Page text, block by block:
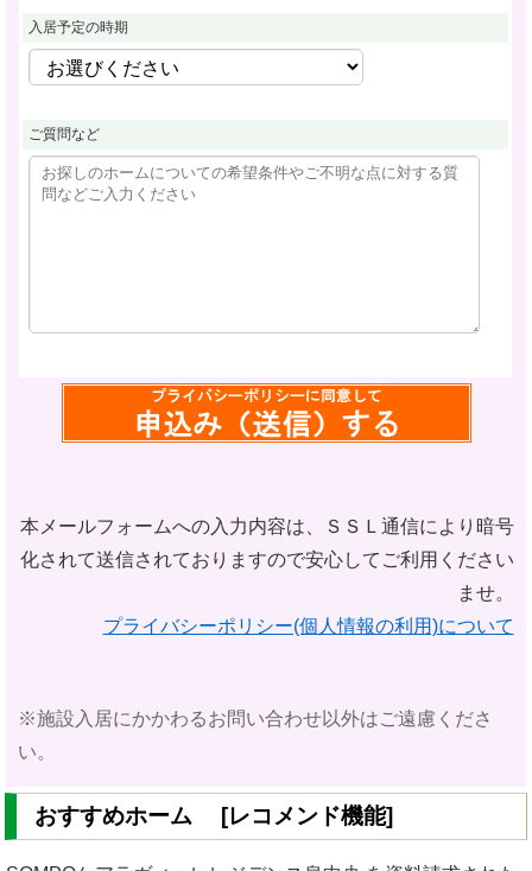
入居予定の時期
ご質問など
本メールフォームへの入力内容は、ＳＳＬ通信により暗号
化されて送信されておりますので安心してご利用ください
ませ。
プライバシーポリシー(個人情報の利用)について
※施設入居にかかわるお問い合わせ以外はご遠慮くださ
い。
おすすめホーム [レコメンド機能]